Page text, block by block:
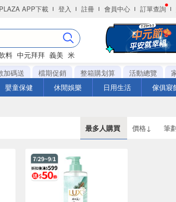
APP下載 登入 註冊 會員中心 訂單查詢
料 中元拜拜 義美 米
加碼送 檔期促銷 整箱購划算 活動總覽
嬰童保健 休閒娛樂 日用生活 傢俱寢
最多人購買 價格↓ 筆